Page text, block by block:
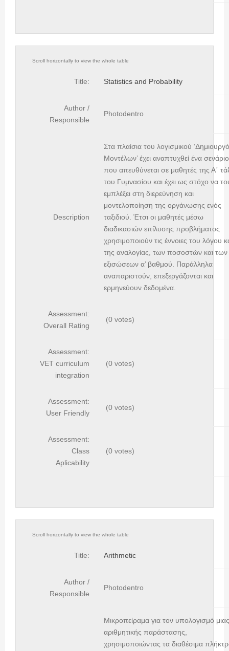
Title: Statistics and Probability
Author /
Responsible
Photodentro
Description
Στα πλαίσια του λογισμικού
Μοντέλων’ έχει αναπτυχθεί ένα σενάριο
που απευθύνεται σε μαθητές της Α΄
του Γυμνασίου και έχει ως στόχο να
εμπλέξει στη διερεύνηση και
μοντελοποίηση της οργάνωσης ενός
ταξιδιού. Έτσι οι μαθητές μέσω
διαδικασιών επίλυσης προβλήματος
χρησιμοποιούν τις έννοιες του λόγου
της αναλογίας, των ποσοστών και των
εξισώσεων α’ βαθμού. Παράλληλα
αναπαριστούν, επεξεργάζονται και
ερμηνεύουν δεδομένα.
Assessment:
Overall Rating
(0 votes)
Assessment:
VET curriculum
integration
(0 votes)
Assessment:
User Friendly
(0 votes)
Assessment:
Class
Aplicability
(0 votes)
Title: Arithmetic
Author /
Responsible
Photodentro
Μικροπείραμα για τον υπολογισμό μιας
αριθμητικής παράστασης,
χρησιμοποιώντας τα διαθέσιμα